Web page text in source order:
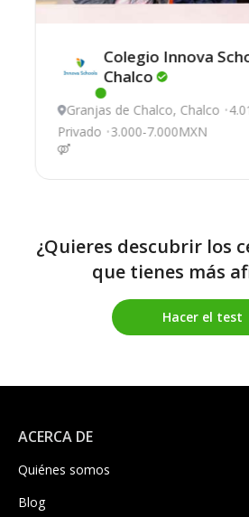
Este centro ha estado
Colegio Innova
Chalco
Granjas de Chalco, Chalco
Privado 3.000-7.000MXN
¿Quieres descubrir los
que tienes más
Hacer el test
ACERCA DE
Quiénes somos
Blog